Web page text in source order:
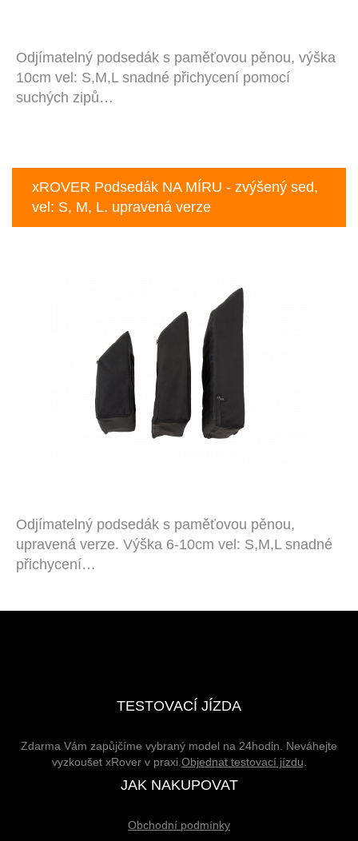
Odjímatelný podsedák s paměťovou pěnou, výška
10cm vel: S,M,L snadné přichycení pomocí
suchých zipů…
xROVER Podsedák NA MÍRU - zvýšený sed,
vel: S, M, L. upravená verze
Odjímatelný podsedák s paměťovou pěnou,
upravená verze. Výška 6-10cm vel: S,M,L snadné
přichycení…
TESTOVACÍ JÍZDA
Zdarma Vám zapůjčíme vybraný model na 24hodin. Neváhejte
vyzkoušet xRover v praxi. Objednat testovací jízdu
JAK NAKUPOVAT
Obchodní podmínky